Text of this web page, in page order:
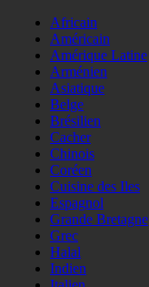
Africain
Américain
Amérique Latine
Arménien
Asiatique
Belge
Brésilien
Cacher
Chinois
Coréen
Cuisine des Iles
Espagnol
Grande Bretagne
Grec
Halal
Indien